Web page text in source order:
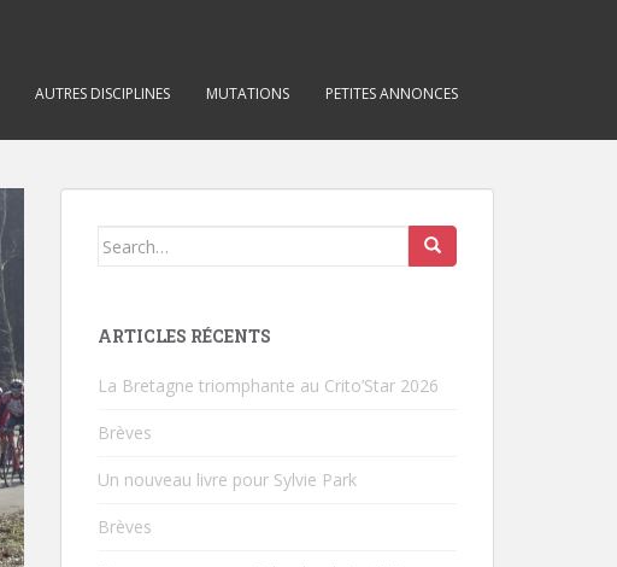
AUTRES DISCIPLINES MUTATIONS PETITES ANNONCES
Search for:
ARTICLES RÉCENTS
La Bretagne triomphante au Crito’Star 2026
Brèves
Un nouveau livre pour Sylvie Park
Brèves